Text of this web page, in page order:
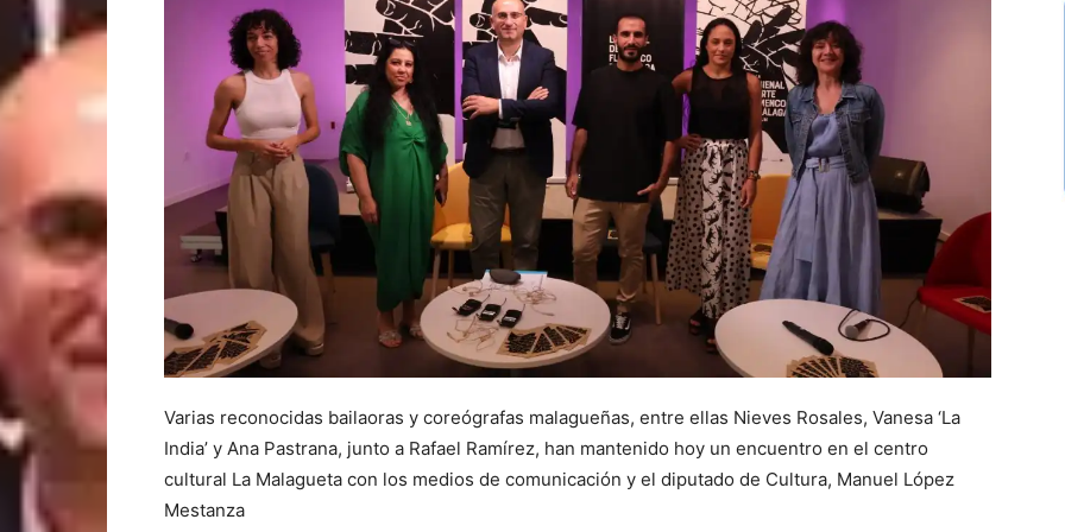
Varias reconocidas bailaoras y coreógrafas malagueñas, entre ellas Nieves Rosales, Vanesa ‘La
India’ y Ana Pastrana, junto a Rafael Ramírez, han mantenido hoy un encuentro en el centro
cultural La Malagueta con los medios de comunicación y el diputado de Cultura, Manuel López
Mestanza